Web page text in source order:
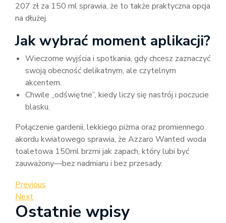
207 zł za 150 ml sprawia, że to także praktyczna opcja
na dłużej.
Jak wybrać moment aplikacji?
Wieczorne wyjścia i spotkania, gdy chcesz zaznaczyć
swoją obecność delikatnym, ale czytelnym
akcentem.
Chwile „odświętne”, kiedy liczy się nastrój i poczucie
blasku.
Połączenie gardenii, lekkiego piżma oraz promiennego
akordu kwiatowego sprawia, że Azzaro Wanted woda
toaletowa 150ml brzmi jak zapach, który lubi być
zauważony—bez nadmiaru i bez przesady.
Nawigacja
wpisu
Previous
Post
Previous
Next
Post
Next
Ostatnie wpisy